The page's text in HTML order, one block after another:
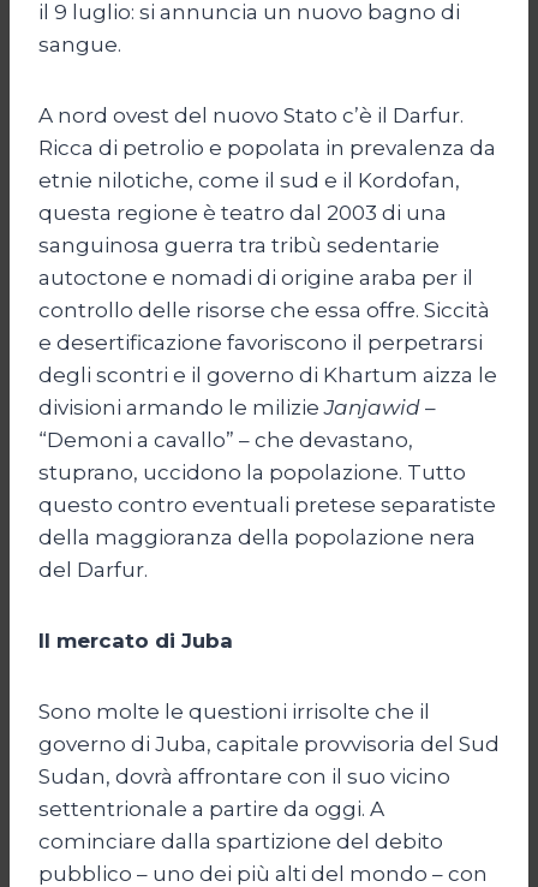
il 9 luglio: si annuncia un nuovo bagno di
sangue.
A nord ovest del nuovo Stato c’è il Darfur.
Ricca di petrolio e popolata in prevalenza da
etnie nilotiche, come il sud e il Kordofan,
questa regione è teatro dal 2003 di una
sanguinosa guerra tra tribù sedentarie
autoctone e nomadi di origine araba per il
controllo delle risorse che essa offre. Siccità
e desertificazione favoriscono il perpetrarsi
degli scontri e il governo di Khartum aizza le
divisioni armando le milizieJanjawid –
“Demoni a cavallo” – che devastano,
stuprano, uccidono la popolazione. Tutto
questo contro eventuali pretese separatiste
della maggioranza della popolazione nera
del Darfur.
Il mercato di Juba
Sono molte le questioni irrisolte che il
governo di Juba, capitale provvisoria del Sud
Sudan, dovrà affrontare con il suo vicino
settentrionale a partire da oggi. A
cominciare dalla spartizione del debito
pubblico – uno dei più alti del mondo – con